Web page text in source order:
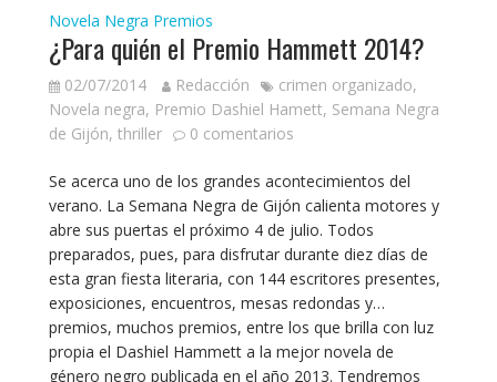
Novela Negra Premios
¿Para quién el Premio Hammett 2014?
02/07/2014 Redacción crimen organizado,
Novela negra, Premio Dashiel Hamett, Semana Negra
de Gijón, thriller 0 comentarios
Se acerca uno de los grandes acontecimientos del
verano. La Semana Negra de Gijón calienta motores y
abre sus puertas el próximo 4 de julio. Todos
preparados, pues, para disfrutar durante diez días de
esta gran fiesta literaria, con 144 escritores presentes,
exposiciones, encuentros, mesas redondas y…
premios, muchos premios, entre los que brilla con luz
propia el Dashiel Hammett a la mejor novela de
género negro publicada en el año 2013. Tendremos